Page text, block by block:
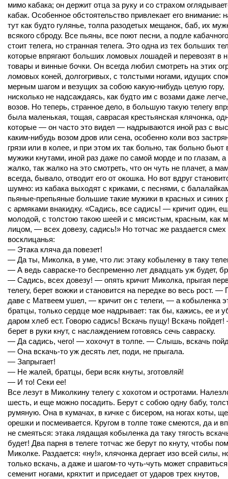
мимо кабака; он держит отца за руку и со страхом
кабак. Особенное обстоятельство привлекает его внимание:
тут как будто гулянье, толпа разодетых мещанок, баб, их
всякого сброду. Все пьяны, все поют песни, а подле
стоит телега, но странная телега. Это одна из тех больших
которые впрягают больших ломовых лошадей и перевозят в
товары и винные бочки. Он всегда любил смотреть на этих
ломовых коней, долгогривых, с толстыми ногами, идущих
мерным шагом и везущих за собою какую-нибудь целую гору,
нисколько не надсаждаясь, как будто им с возами даже
возов. Но теперь, странное дело, в большую такую телегу
была маленькая, тощая, саврасая крестьянская клячонка,
которые — он часто это видел — надрываются иной раз с
каким-нибудь возом дров или сена, особенно коли воз
грязи или в колее, и при этом их так больно, так больно бьют
мужики кнутами, иной раз даже по самой морде и по глазам, а
жалко, так жалко на это смотреть, что он чуть не плачет, а
всегда, бывало, отводит его от окошка. Но вот вдруг
шумно: из кабака выходят с криками, с песнями, с
пьяные-препьяные большие такие мужики в красных и синих
с армяками внакидку. «Садись, все садись! — кричит один,
молодой, с толстою такою шеей и с мясистым, красным, как
лицом, — всех довезу, садись!» Но тотчас же раздается смех
восклицанья:
— Этака кляча да повезет!
— Да ты, Миколка, в уме, что ли: этаку кобыленку в таку
— А ведь савраске-то беспременно лет двадцать уж будет,
— Садись, всех довезу! — опять кричит Миколка, прыгая
телегу, берет вожжи и становится на передке во весь рост. —
даве с Матвеем ушел, — кричит он с телеги, — а кобыленка
братцы, только сердце мое надрывает: так бы, кажись, ее и
даром хлеб ест. Говорю садись! Вскачь пущу! Вскачь
берет в руки кнут, с наслаждением готовясь сечь савраску.
— Да садись, чего! — хохочут в толпе. — Слышь, вскачь
— Она вскачь-то уж десять лет, поди, не прыгала.
— Запрыгает!
— Не жалей, братцы, бери всяк кнуты, зготовляй!
— И то! Секи ее!
Все лезут в Миколкину телегу с хохотом и остротами.
шесть, и еще можно посадить. Берут с собою одну бабу,
румяную. Она в кумачах, в кичке с бисером, на ногах коты,
орешки и посмеивается. Кругом в толпе тоже смеются, да и
не смеяться: этака лядащая кобыленка да таку тягость
будет! Два парня в телеге тотчас же берут по кнуту, чтобы
Миколке. Раздается: «ну!», клячонка дергает изо всей силы,
только вскачь, а даже и шагом-то чуть-чуть может
семенит ногами, кряхтит и приседает от ударов трех кнутов,